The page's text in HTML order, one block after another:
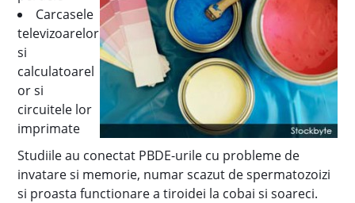
Carcasele
televizoarelor
si
calculatoarel
or si
circuitele lor
imprimate
Studiile au conectat PBDE-urile cu probleme de
invatare si memorie, numar scazut de spermatozoizi
si proasta functionare a tiroidei la cobai si soareci.